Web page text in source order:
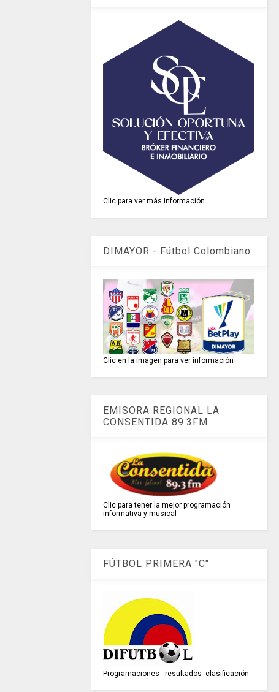
Clic para ver más información
DIMAYOR - Fútbol Colombiano
Clic en la imagen para ver información
EMISORA REGIONAL LA
CONSENTIDA 89.3FM
Clic para tener la mejor programación
informativa y musical
FÚTBOL PRIMERA "C"
Programaciones - resultados -clasificación